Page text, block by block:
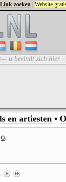
Link zoeken Website
u bevindt zich hier
en artiesten • O
o.